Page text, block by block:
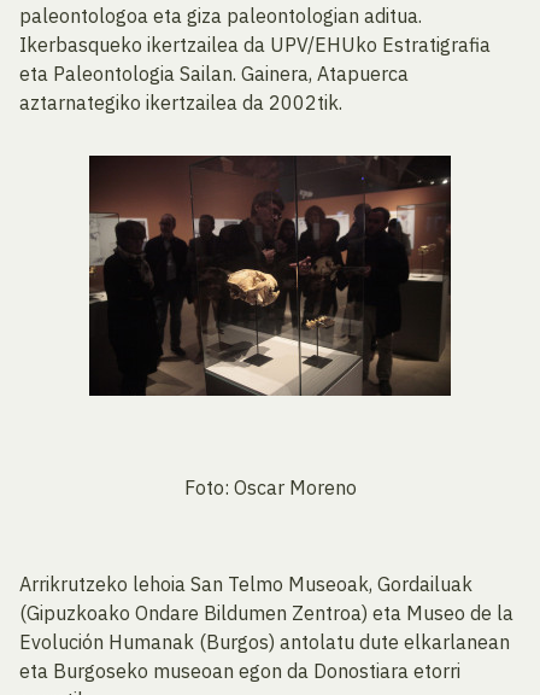
paleontologoa eta giza paleontologian aditua.
Ikerbasqueko ikertzailea da UPV/EHUko Estratigrafia
eta Paleontologia Sailan. Gainera, Atapuerca
aztarnategiko ikertzailea da 2002tik.
Foto: Oscar Moreno
Arrikrutzeko lehoia San Telmo Museoak, Gordailuak
(Gipuzkoako Ondare Bildumen Zentroa) eta Museo de la
Evolución Humanak (Burgos) antolatu dute elkarlanean
eta Burgoseko museoan egon da Donostiara etorri